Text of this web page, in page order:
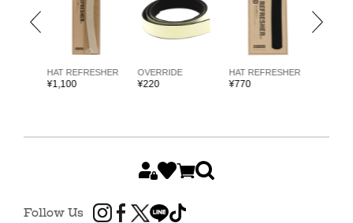
HAT REFRESHER
¥1,100
OVERRIDE
¥220
HAT REFRESHER
¥770
Follow Us